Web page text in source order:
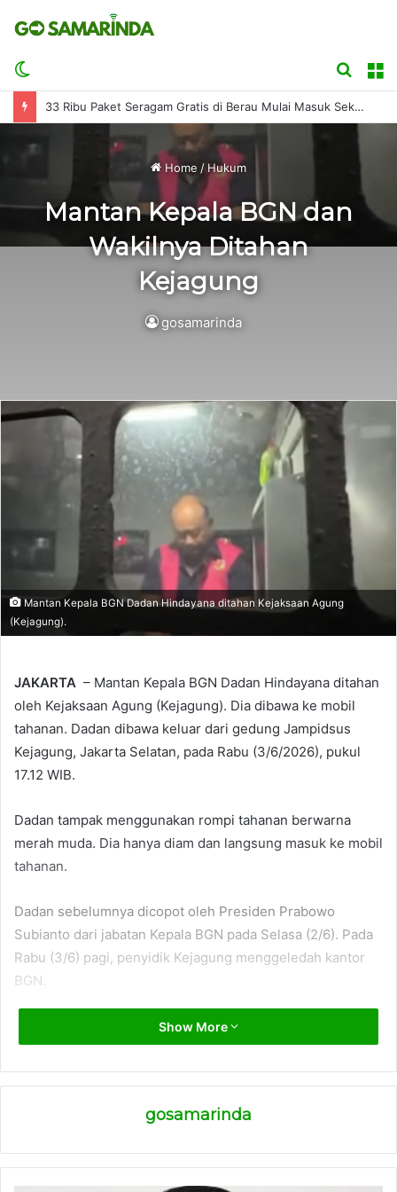
skin
Search
for
33 Ribu Paket Seragam Gratis di Berau Mulai Masuk Sekolah
Home / Hukum
Mantan Kepala BGN dan
Wakilnya Ditahan
Kejagung
gosamarinda
Mantan Kepala BGN Dadan Hindayana ditahan Kejaksaan Agung
(Kejagung).
JAKARTA – Mantan Kepala BGN Dadan Hindayana ditahan
oleh Kejaksaan Agung (Kejagung). Dia dibawa ke mobil
tahanan. Dadan dibawa keluar dari gedung Jampidsus
Kejagung, Jakarta Selatan, pada Rabu (3/6/2026), pukul
17.12 WIB.
Dadan tampak menggunakan rompi tahanan berwarna
merah muda. Dia hanya diam dan langsung masuk ke mobil
tahanan.
Dadan sebelumnya dicopot oleh Presiden Prabowo
Subianto dari jabatan Kepala BGN pada Selasa (2/6). Pada
Rabu (3/6) pagi, penyidik Kejagung menggeledah kantor
BGN.
Belum ada penjelasan kasus apa yang membuat Dadan
sebagai tersangka. Meski demikian, Kepala Staf
Kepresidenan Dudung Abdurachman membenarkan
jual beli SPPG atau dapur MBG.
“Ya, kemungkinan besar seperti itu, banyaklah informasi-
informasi ke beliau (Presiden),” kata Dudung di kompleks
Show More
gosamarinda